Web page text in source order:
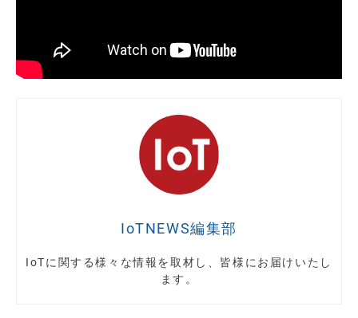
IoTNEWS編集部
IoTに関する様々な情報を取材し、皆様にお届けいたし
ます。